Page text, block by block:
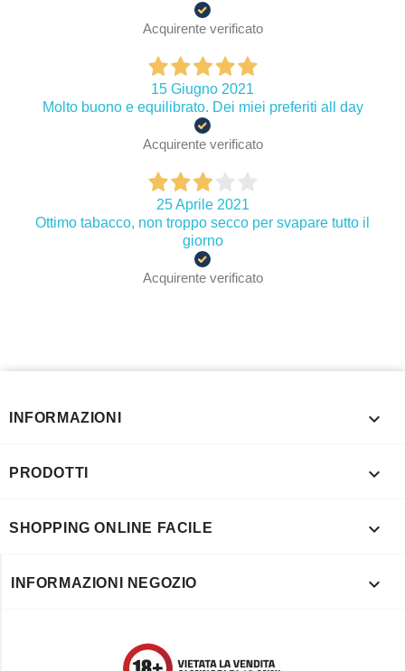
Acquirente verificato
15 Giugno 2021
Molto buono e equilibrato. Dei miei preferiti all day
Acquirente verificato
25 Aprile 2021
Ottimo tabacco, non troppo secco per svapare tutto il
giorno
Acquirente verificato
INFORMAZIONI 
PRODOTTI 
SHOPPING ONLINE FACILE 
INFORMAZIONI NEGOZIO 